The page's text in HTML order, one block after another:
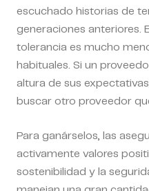
escuchado historias de
generaciones anteriores.
tolerancia es mucho
habituales. Si un
altura de sus
buscar otro proveedor
Para ganárselos, las
activamente valores
sostenibilidad y la